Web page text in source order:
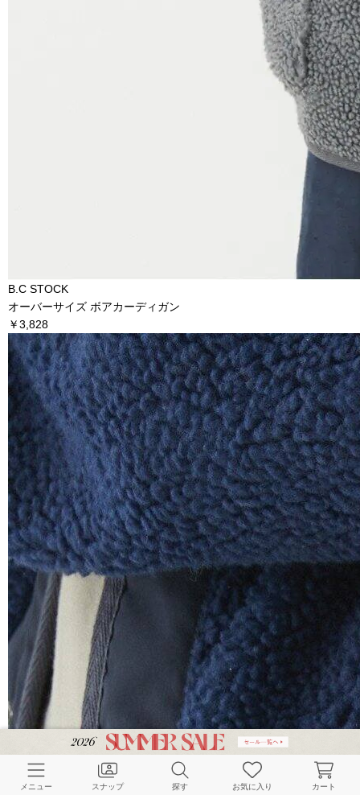
B.C STOCK
オーバーサイズ ボアカーディガン
￥3,828
メニュー スナップ 探す お気に入り カート